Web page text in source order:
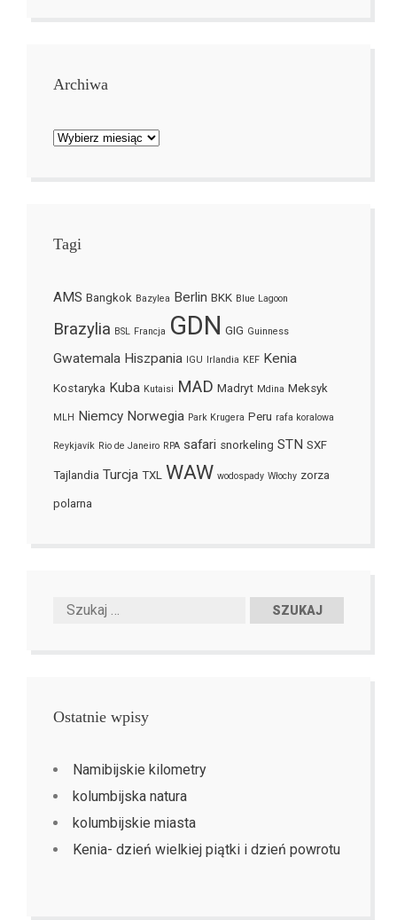
Archiwa
Archiwa
Tagi
AMS Bangkok Bazylea Berlin BKK Blue Lagoon
Brazylia BSL Francja GDN GIG Guinness
Gwatemala Hiszpania IGU Irlandia KEF Kenia
Kostaryka Kuba Kutaisi MAD Madryt Mdina Meksyk
MLH Niemcy Norwegia Park Krugera Peru rafa koralowa
Reykjavík Rio de Janeiro RPA safari snorkeling STN SXF
Tajlandia Turcja TXL WAW wodospady Włochy zorza
polarna
Ostatnie wpisy
Namibijskie kilometry
kolumbijska natura
kolumbijskie miasta
Kenia- dzień wielkiej piątki i dzień powrotu